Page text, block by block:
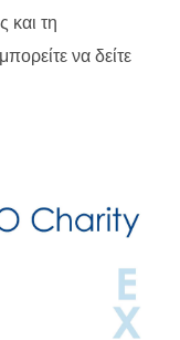
και τη
να δείτε